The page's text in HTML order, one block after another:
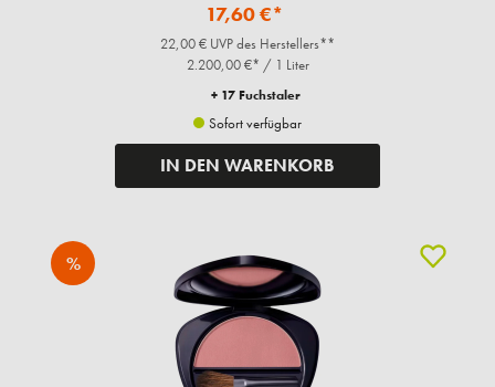
17,60 €*
22,00 € UVP des Herstellers**
2.200,00 €* / 1 Liter
+ 17 Fuchstaler
Sofort verfügbar
IN DEN WARENKORB
%